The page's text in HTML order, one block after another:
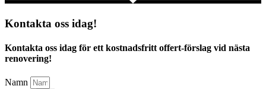
Kontakta oss idag!
Kontakta oss idag för ett kostnadsfritt offert-förslag vid nästa
renovering!
Namn